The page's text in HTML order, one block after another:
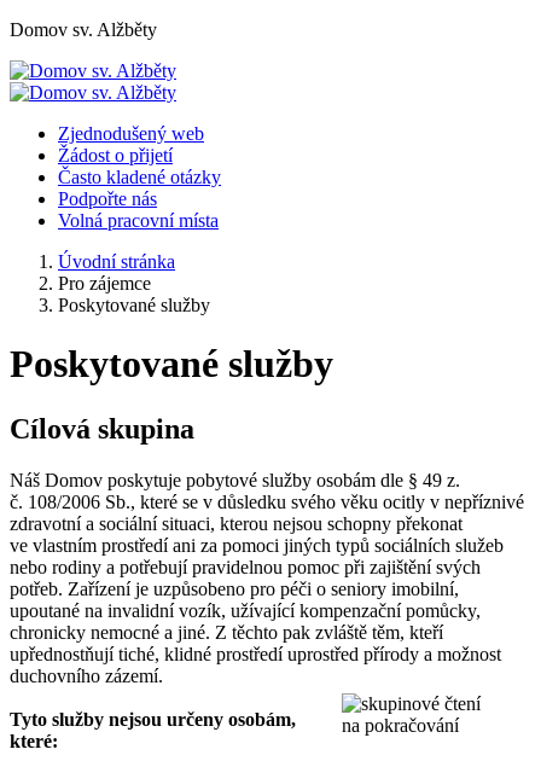
Domov sv. Alžběty
Zjednodušený web
Žádost o přijetí
Často kladené otázky
Podpořte nás
Volná pracovní místa
Úvodní stránka
Pro zájemce
Poskytované služby
Poskytované služby
Cílová skupina
Náš Domov poskytuje pobytové služby osobám dle § 49 z.
č. 108/2006 Sb., které se v důsledku svého věku ocitly v nepříznivé
zdravotní a sociální situaci, kterou nejsou schopny překonat
ve vlastním prostředí ani za pomoci jiných typů sociálních služeb
nebo rodiny a potřebují pravidelnou pomoc při zajištění svých
potřeb. Zařízení je uzpůsobeno pro péči o seniory imobilní,
upoutané na invalidní vozík, užívající kompenzační pomůcky,
chronicky nemocné a jiné. Z těchto pak zvláště těm, kteří
upřednostňují tiché, klidné prostředí uprostřed přírody a možnost
duchovního zázemí.
Tyto služby nejsou určeny osobám,
které: